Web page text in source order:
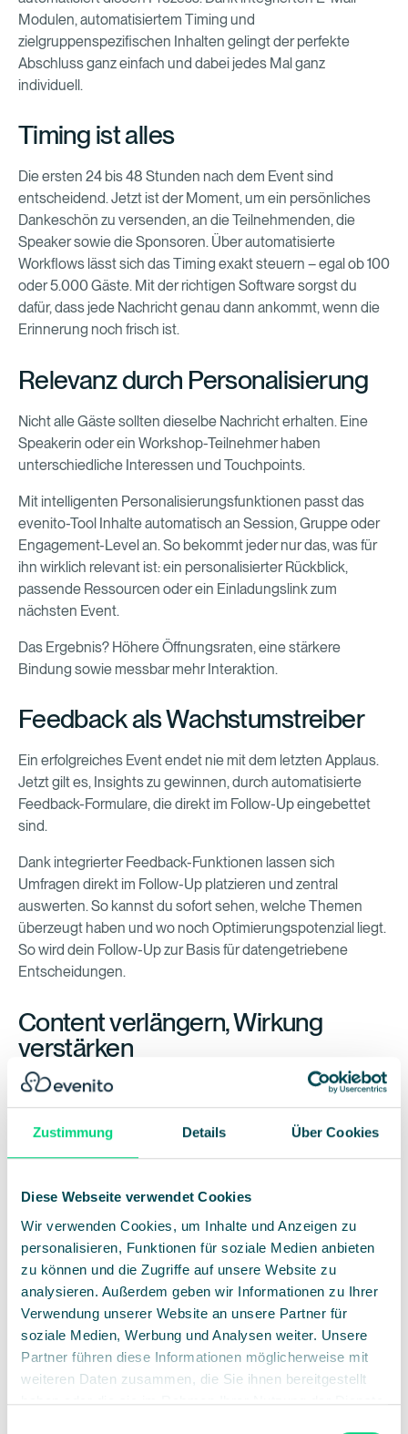
Zustimmung Details Über Cookies
Diese Webseite verwendet Cookies
Wir verwenden Cookies, um Inhalte und Anzeigen zu
personalisieren, Funktionen für soziale Medien anbieten
zu können und die Zugriffe auf unsere Website zu
analysieren. Außerdem geben wir Informationen zu Ihrer
Verwendung unserer Website an unsere Partner für
soziale Medien, Werbung und Analysen weiter. Unsere
Partner führen diese Informationen möglicherweise mit
weiteren Daten zusammen, die Sie ihnen bereitgestellt
haben oder die sie im Rahmen Ihrer Nutzung der Dienste
Modulen, automatisiertem Timing und
zielgruppenspezifischen Inhalten gelingt der perfekte
Abschluss ganz einfach und dabei jedes Mal ganz
individuell.
Timing ist alles
Die ersten 24 bis 48 Stunden nach dem Event sind
entscheidend. Jetzt ist der Moment, um ein persönliches
Dankeschön zu versenden, an die Teilnehmenden, die
Speaker sowie die Sponsoren. Über automatisierte
Workflows lässt sich das Timing exakt steuern – egal ob 100
oder 5.000 Gäste. Mit der richtigen Software sorgst du
dafür, dass jede Nachricht genau dann ankommt, wenn die
Erinnerung noch frisch ist.
Relevanz durch Personalisierung
Nicht alle Gäste sollten dieselbe Nachricht erhalten. Eine
Speakerin oder ein Workshop-Teilnehmer haben
unterschiedliche Interessen und Touchpoints.
Mit intelligenten Personalisierungsfunktionen passt das
evenito-Tool Inhalte automatisch an Session, Gruppe oder
Engagement-Level an. So bekommt jeder nur das, was für
ihn wirklich relevant ist: ein personalisierter Rückblick,
passende Ressourcen oder ein Einladungslink zum
nächsten Event.
Das Ergebnis? Höhere Öffnungsraten, eine stärkere
Bindung sowie messbar mehr Interaktion.
Feedback als Wachstumstreiber
Ein erfolgreiches Event endet nie mit dem letzten Applaus.
Jetzt gilt es, Insights zu gewinnen, durch automatisierte
Feedback-Formulare, die direkt im Follow-Up eingebettet
sind.
Dank integrierter Feedback-Funktionen lassen sich
Umfragen direkt im Follow-Up platzieren und zentral
auswerten. So kannst du sofort sehen, welche Themen
überzeugt haben und wo noch Optimierungspotenzial liegt.
So wird dein Follow-Up zur Basis für datengetriebene
Entscheidungen.
Content verlängern, Wirkung
verstärken
Verlängere den Eventmoment: Teile Sessions on-demand,
präsentiere Highlights oder stelle exklusive Downloads
bereit. Über die evenito-Plattform lassen sichFollow-Up-
Kampagnen planen, die den Mehrwert deines Events über
Beziehungen pflegen, nicht nur
Kontakte
Das Follow-Up ist der erste Schritt in eine langfristige
Beziehung. Ob B2B-Kontakt, Partner oder interne
Stakeholder: gezielte Nachfassaktionen zeigen
Professionalität und Wertschätzung. Alle Interaktionen
lassen sich automatisch erfassen und analysieren – so lässt
sich der ROI deines Events messbar belegen.